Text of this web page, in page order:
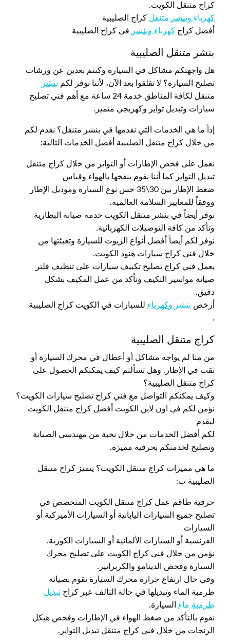
كراج متنقل الكويت.
كهرباء وبنشر متنقل كراج الصليبية
أفضل كراج كهرباء وبنشر في كراج الصليبية
بنشر متنقل الصليبية
هل واجهتكم مشاكل في السيارة وكنتم بعدين عن ورشات
تصليح السيارة؟ لا تقلقوا بعد الآن، لأننا نوفر لكم بنشر
متنقل لكافة المناطق خدمة 24 ساعة مع أهم فني تصليح
سيارات وتبديل تواير وكهربجي متميز.
إذاً ما هي الخدمات التي نقدمها في بنشر متنقل؟ نقدم لكم
من خلال كراج متنقل الصليبية أفضل الخدمات التالية:
نعمل على فحص الإطارات أو التواير من خلال كراج متنقل
تبديل التواير كما أننا نقوم بنفخها بالهواء وقياس
ضغط الإطار بين 30\35 حس نوع السيارة وموديل الإطار
ووفقاً للمعايير السلامة العالمية.
نوفر أيضاً في بنشر متنقل الكويت خدمة صيانة البطارية
وتأكد من كافة التوصيلات الكهربائية.
نوفر لكم أيضاً أفضل أنواع الزيوت للسيارة وتعبئتها من
خلال فني كراج سيارات هنود الكويت.
يعمل فني كراج تصليح تكييف سيارات على تنظيف فلتر
صيانة مواسير التكيف وتأكد من عمل المكيف بشكل
دقيق.
أرخص بنشر وكهرباء للسيارات في الكويت كراج الصليبية
.
كراج متنقل الصليبية
من منا لم يواجه مشاكل أو أعطال في محرك السيارة أو
ثقب في الإطار. وهل تسألتم كيف يمكنكم الحصول على
كراج متنقل الصليبية؟
وكيف يمكنكم التواصل مع فني كراج تصليح سيارات الكويت؟
نؤمن لكم في اون لاين الكويت أفضل كراج متنقل الكويت
ليقدم
لكم أفضل الخدمات من خلال نخبة من مهندسي الصيانة
وتصليح لخدمتكم بحرفية مميزة.
ما هي مميزات كراج متنقل الكويت؟ يتميز كراج متنقل
الصليبية ب:
حرفية طاقم عمل كراج متنقل الكويت المتخصص في
تصليح جميع السيارات اليابانية أو السيارات الأميركية أو
السيارات
الفرنسية أو السيارات الألمانية أو السيارات الكورية.
نؤمن من خلال فني كراج الكويت على تصليح محرك
السيارة وفحص الدينامو والكربراتير.
وفي حال ارتفاع حرارة محرك السيارة نقوم بصيانة
طرمبة الماء وتبديلها في حالة التالف عبر كراج تبديل
طرمبة ماء السيارة.
نقوم بالتأكد من ضغط الهواء في الإطارات وفحص هيكل
الرنجات من خلال فني كراج متنقل تبديل التواير.